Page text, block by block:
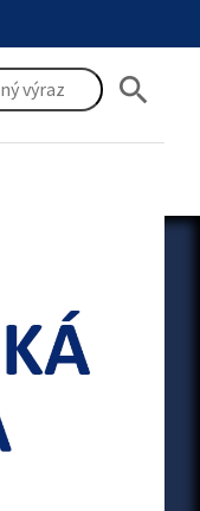
search